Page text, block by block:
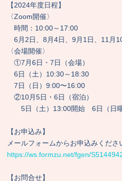
【2024年度日程】
〈Zoom開催〉
時間：10:00～17:00
6月2日、8月4日、9月1日、11月
〈会場開催〉
①7月6日・7日（会場）
6日（土）10:30～18:30
7日（日）9:00〜16:00
②10月5日・6日（宿泊）
5日（土）13:00開始 6日（日曜
【お申込み】
メールフォームからお申込みくださ
https://ws.formzu.net/fgen/
【お問合せ】